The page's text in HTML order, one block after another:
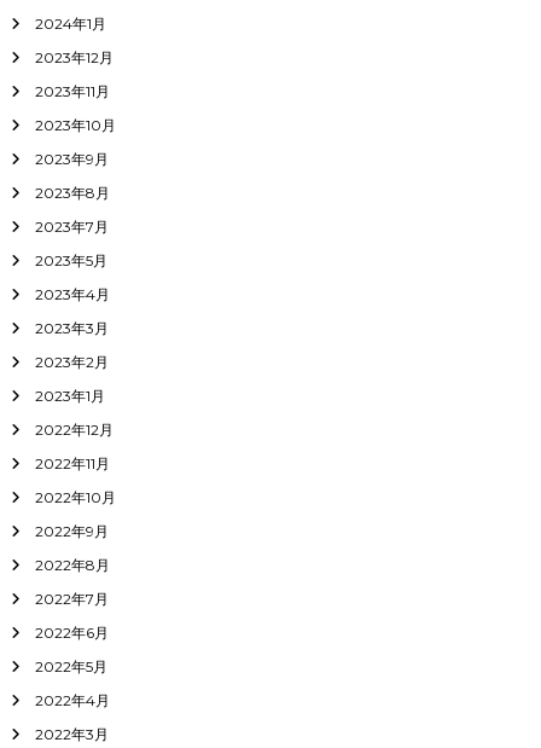
2024年1月
2023年12月
2023年11月
2023年10月
2023年9月
2023年8月
2023年7月
2023年5月
2023年4月
2023年3月
2023年2月
2023年1月
2022年12月
2022年11月
2022年10月
2022年9月
2022年8月
2022年7月
2022年6月
2022年5月
2022年4月
2022年3月